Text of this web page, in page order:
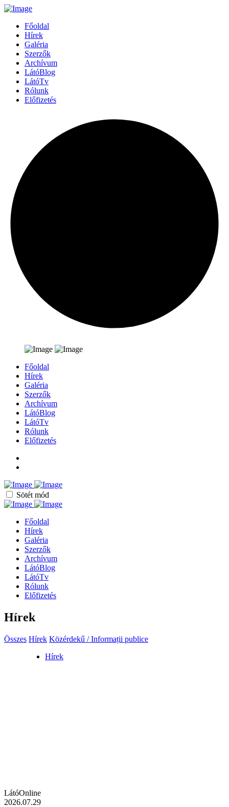
Főoldal
Hírek
Galéria
Szerzők
Archívum
LátóBlog
LátóTv
Rólunk
Előfizetés
Főoldal
Hírek
Galéria
Szerzők
Archívum
LátóBlog
LátóTv
Rólunk
Előfizetés
Sötét mód
Főoldal
Hírek
Galéria
Szerzők
Archívum
LátóBlog
LátóTv
Rólunk
Előfizetés
Hírek
Összes Hírek Közérdekű / Informații publice
Hírek
LátóOnline
2026.07.29